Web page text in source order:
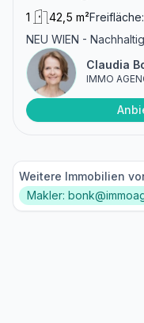
1 42,5 m²Freifläche:
NEU WIEN -
Claudia
IMMO
Weitere Immobilien
Makler: